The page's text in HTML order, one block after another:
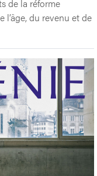
de la réforme
l’âge, du revenu et de